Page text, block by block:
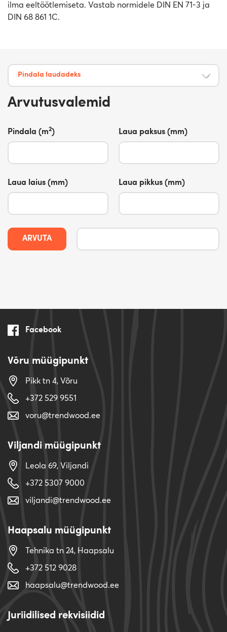
ilma eeltöötlemiseta. Vastab normidele DIN EN 71-3 ja
DIN 68 861 1C.
Pindala laudadeks
Arvutusvalemid
Pindala (m2) Laua paksus (mm)
Laua laius (mm) Laua pikkus (mm)
ARVUTA
Facebook
Võru müügipunkt
Pikk tn 4, Võru
+372 529 9551
voru@trendwood.ee
Viljandi müügipunkt
Leola 69, Viljandi
+372 5307 9000
viljandi@trendwood.ee
Haapsalu müügipunkt
Tehnika tn 24, Haapsalu
+372 512 9028
haapsalu@trendwood.ee
Juriidilised rekvisiidid